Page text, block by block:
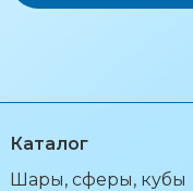
Каталог
Шары, сферы, кубы